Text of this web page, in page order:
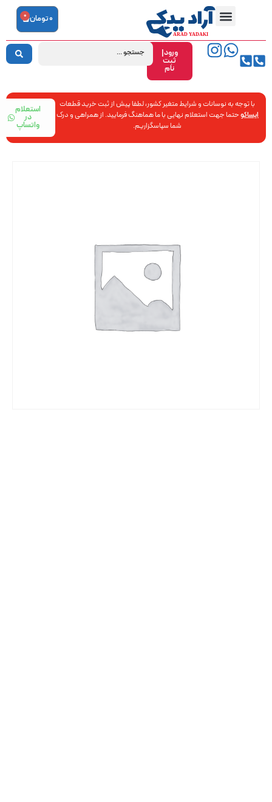
ورود|
ثبت
نام
0تومان 0
با توجه به نوسانات و شرایط متغیر کشور، لطفا پیش از ثبت خرید قطعات
ایساکوحتما جهت استعلام نهایی با ما هماهنگ فرمایید. از همراهی و درک
شما سپاسگزاریم.
استعلام
در
واتساپ